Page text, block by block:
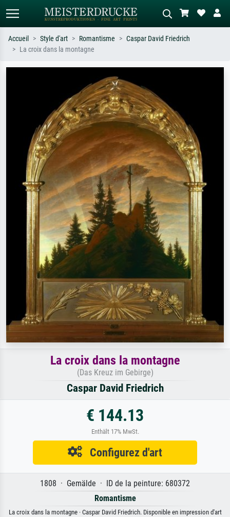
Recherchez par artiste, titre ou style –
ex. Monet, Nuit étoilée,
impressionnisme, vague de Hokusai,
nu.
abstrait avec beaucoup de rouge,
tableau sombre, nu debout près d'un
arbre.
Accueil Style d'art Romantisme
Caspar David Friedrich
La croix dans la montagne
La croix dans la montagne
(Das Kreuz im Gebirge)
Caspar David Friedrich
€ 144.13
Enthält 17% MwSt.
Configurez d'art
1808 · Gemälde · ID de la peinture: 680372
Romantisme
La croix dans la montagne · Caspar David Friedrich. Disponible en impression d'art